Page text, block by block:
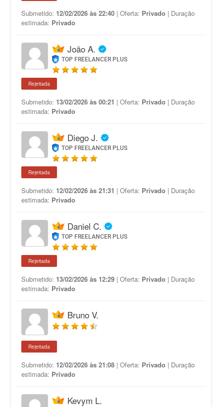
Submetido: 12/02/2026 às 22:40 | Oferta: Privado | Duração
estimada: Privado
João A.
TOP FREELANCER PLUS
Rejeitada
Submetido: 13/02/2026 às 00:21 | Oferta: Privado | Duração
estimada: Privado
Diego J.
TOP FREELANCER PLUS
Rejeitada
Submetido: 12/02/2026 às 21:31 | Oferta: Privado | Duração
estimada: Privado
Daniel C.
TOP FREELANCER PLUS
Rejeitada
Submetido: 13/02/2026 às 12:29 | Oferta: Privado | Duração
estimada: Privado
Bruno V.
Rejeitada
Submetido: 12/02/2026 às 21:08 | Oferta: Privado | Duração
estimada: Privado
Kevym L.